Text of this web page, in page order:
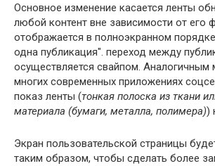
Основное изменение касается ленты
любой контент вне зависимости от его
отображается в полноэкранном
одна публикация". переход между
осуществляется свайпом. Аналогичным
многих современных приложениях
показ ленты (тонкая полоска из ткани
материала (бумаги, металла, полимера))
Экран пользовательской страницы
таким образом, чтобы сделать более